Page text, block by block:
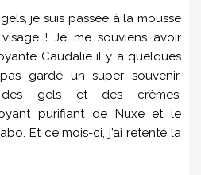
je suis passée à la mousse
! Je me souviens avoir
Caudalie il y a quelques
gardé un super souvenir.
des gels et des crèmes,
purifiant de Nuxe et le
Et ce mois-ci, j’ai retenté la